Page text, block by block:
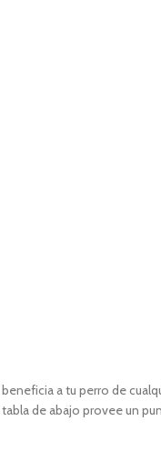
beneficia a tu perro de
de abajo provee un